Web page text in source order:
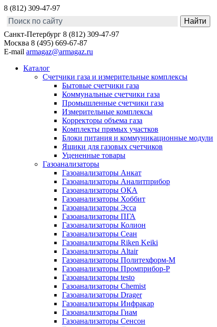
8 (812) 309-47-97
Санкт-Петербург 8 (812) 309-47-97
Москва 8 (495) 669-67-87
E-mail armagaz@armagaz.ru
Каталог
Счетчики газа и измерительные комплексы
Бытовые счетчики газа
Коммунальные счетчики газа
Промышленные счетчики газа
Измерительные комплексы
Корректоры объема газа
Комплекты прямых участков
Блоки питания и коммуникационные модули
Ящики для газовых счетчиков
Уцененные товары
Газоанализаторы
Газоанализаторы Анкат
Газоанализаторы Аналитприбор
Газоанализаторы ОКА
Газоанализаторы Хоббит
Газоанализаторы Эсса
Газоанализаторы ПГА
Газоанализаторы Колион
Газоанализаторы Сеан
Газоанализаторы Riken Keiki
Газоанализаторы Altair
Газоанализаторы Политехформ-М
Газоанализаторы Промприбор-Р
Газоанализаторы testo
Газоанализаторы Chemist
Газоанализаторы Drager
Газоанализаторы Инфракар
Газоанализаторы Гиам
Газоанализаторы Сенсон